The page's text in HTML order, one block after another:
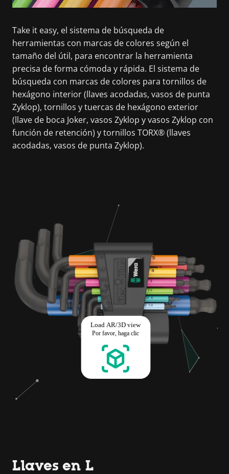
Take it easy, el sistema de búsqueda de
herramientas con marcas de colores según el
tamaño del útil, para encontrar la herramienta
precisa de forma cómoda y rápida. El sistema de
búsqueda con marcas de colores para tornillos de
hexágono interior (llaves acodadas, vasos de punta
Zyklop), tornillos y tuercas de hexágono exterior
(llave de boca Joker, vasos Zyklop y vasos Zyklop con
función de retención) y tornillos TORX® (llaves
acodadas, vasos de punta Zyklop).
Llaves en L